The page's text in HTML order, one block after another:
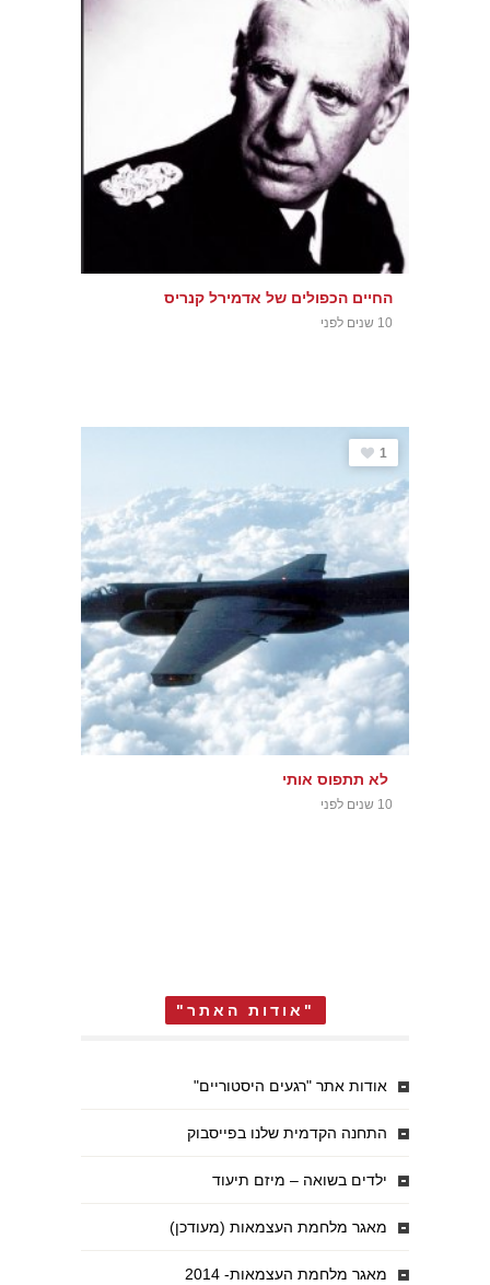
החיים הכפולים של אדמירל קנריס
10 שנים לפני
1
לא תתפוס אותי
10 שנים לפני
"אודות האתר"
אודות אתר "רגעים היסטוריים"
התחנה הקדמית שלנו בפייסבוק
ילדים בשואה – מיזם תיעוד
מאגר מלחמת העצמאות (מעודכן)
מאגר מלחמת העצמאות- 2014